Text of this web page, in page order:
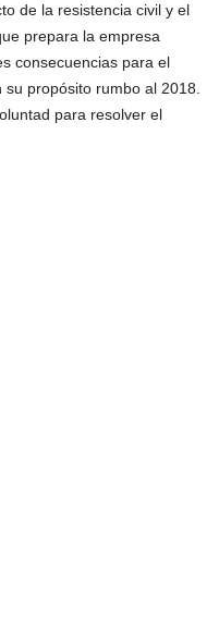
de la resistencia civil y el
prepara la empresa
consecuencias para el
propósito rumbo al 2018.
para resolver el